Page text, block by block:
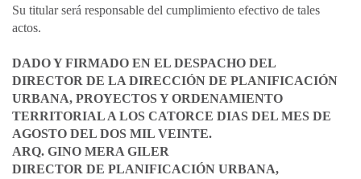
Su titular será responsable del cumplimiento efectivo de tales
actos.
DADO Y FIRMADO EN EL DESPACHO DEL
DIRECTOR DE LA DIRECCIÓN DE PLANIFICACIÓN
URBANA, PROYECTOS Y ORDENAMIENTO
TERRITORIAL A LOS CATORCE DIAS DEL MES DE
AGOSTO DEL DOS MIL VEINTE.​
ARQ. GINO MERA GILER
DIRECTOR DE PLANIFICACIÓN URBANA,